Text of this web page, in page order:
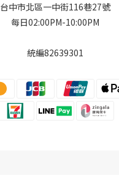
台中市北區一中街116巷27號
每日02:00PM-10:00PM
統編82639301